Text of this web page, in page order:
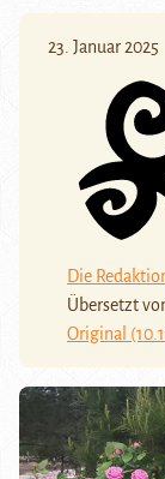
23. Januar 2025
Die
Übersetzt
Original